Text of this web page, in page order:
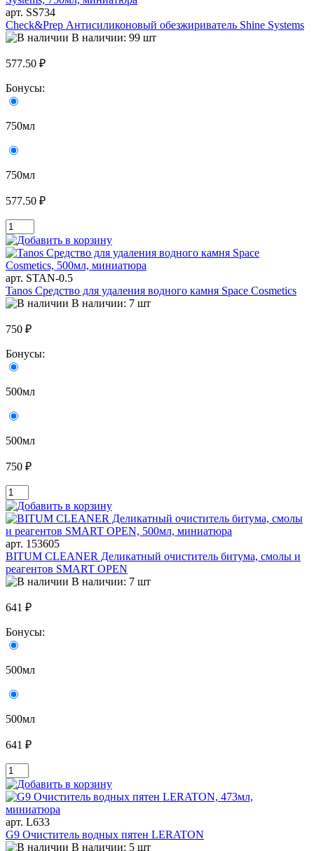
арт. SS734
Check&Prep Антисиликоновый обезжириватель Shine Systems
В наличии: 99 шт
577.50 ₽
Бонусы:
750мл
750мл
577.50 ₽
арт. STAN-0.5
Tanos Средство для удаления водного камня Space Cosmetics
В наличии: 7 шт
750 ₽
Бонусы:
500мл
500мл
750 ₽
арт. 153605
BITUM CLEANER Деликатный очиститель битума, смолы и
реагентов SMART OPEN
В наличии: 7 шт
641 ₽
Бонусы:
500мл
500мл
641 ₽
арт. L633
G9 Очиститель водных пятен LERATON
В наличии: 5 шт